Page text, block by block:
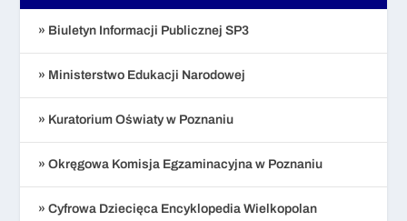
» Biuletyn Informacji Publicznej SP3
» Ministerstwo Edukacji Narodowej
» Kuratorium Oświaty w Poznaniu
» Okręgowa Komisja Egzaminacyjna w Poznaniu
» Cyfrowa Dziecięca Encyklopedia Wielkopolan